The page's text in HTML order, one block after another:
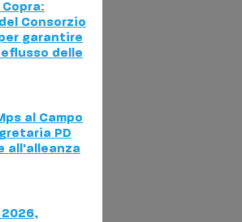
Consorzio
garantire
delle
al Campo
PD
all'alleanza
2026,